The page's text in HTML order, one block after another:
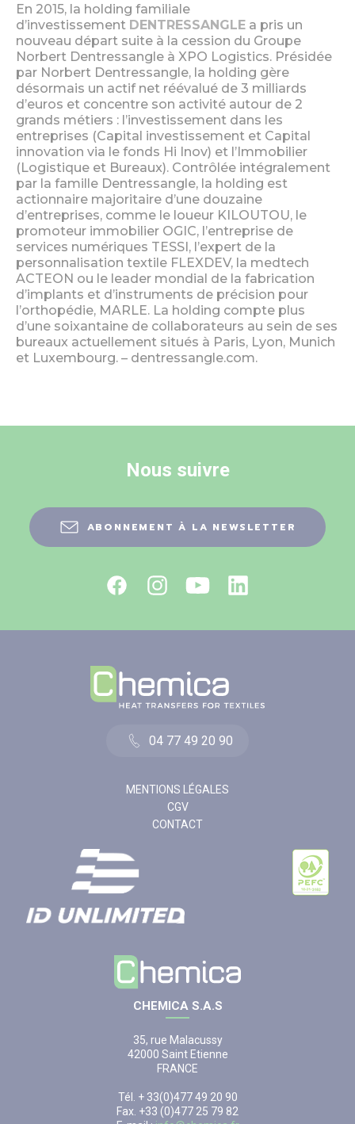
En 2015, la holding familiale
d’investissement DENTRESSANGLE a pris un
nouveau départ suite à la cession du Groupe
Norbert Dentressangle à XPO Logistics. Présidée
par Norbert Dentressangle, la holding gère
désormais un actif net réévalué de 3 milliards
d’euros et concentre son activité autour de 2
grands métiers : l’investissement dans les
entreprises (Capital investissement et Capital
innovation via le fonds Hi Inov) et l’Immobilier
(Logistique et Bureaux). Contrôlée intégralement
par la famille Dentressangle, la holding est
actionnaire majoritaire d’une douzaine
d’entreprises, comme le loueur KILOUTOU, le
promoteur immobilier OGIC, l’entreprise de
services numériques TESSI, l’expert de la
personnalisation textile FLEXDEV, la medtech
ACTEON ou le leader mondial de la fabrication
d’implants et d’instruments de précision pour
l’orthopédie, MARLE. La holding compte plus
d’une soixantaine de collaborateurs au sein de ses
bureaux actuellement situés à Paris, Lyon, Munich
et Luxembourg. – dentressangle.com.
Nous suivre
ABONNEMENT À LA NEWSLETTER
04 77 49 20 90
MENTIONS LÉGALES
CGV
CONTACT
CHEMICA S.A.S
35, rue Malacussy
42000 Saint Etienne
FRANCE
Tél. + 33(0)477 49 20 90
Fax. +33 (0)477 25 79 82